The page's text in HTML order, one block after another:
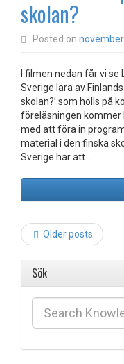
skolan?
Posted on
I filmen nedan får vi se
Sverige lära av
skolan?’ som hölls på
föreläsningen kommer
med att föra in
material i den finska
Sverige har att…
Older posts
Sök